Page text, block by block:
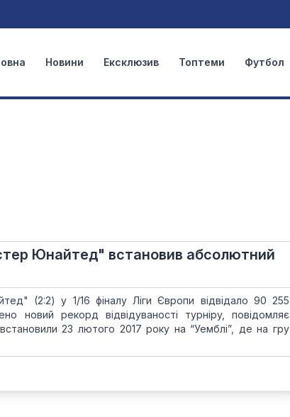
Новини Ексклюзив Топтеми Футбол
Юнайтед" встановив абсолютний
(2:2) у 1/16 фіналу Ліги Європи відвідало 90 255
новий рекорд відвідуваності турніру, повідомляє
23 лютого 2017 року на “Уемблі”, де на гру